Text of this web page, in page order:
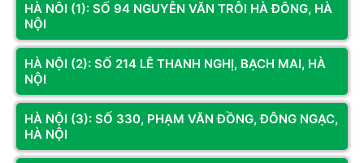
Mô-đun bộ nhớ lắp sẵn 8 GB (8 GB x 1)
Tổng số khe cắm bộ
nhớ
2
Dung lượng bộ nhớ tối
đa
32 GB (16 GB x 2)
Synology có quyền thay thế các
HÀ NÔI (1): SỐ 94 NGUYỄN VĂN TRỖI HÀ ĐÔNG, HÀ
NỘI
HÀ NỘI (2): SỐ 214 LÊ THANH NGHỊ, BẠCH MAI, HÀ
NỘI
HÀ NỘI (3): SỐ 330, PHẠM VĂN ĐỒNG, ĐÔNG NGẠC,
HÀ NỘI